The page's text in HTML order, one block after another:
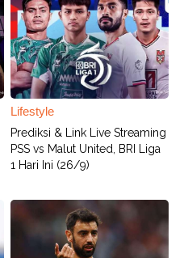
Lifestyle
Prediksi & Link Live Streaming
PSS vs Malut United, BRI Liga
1 Hari Ini (26/9)